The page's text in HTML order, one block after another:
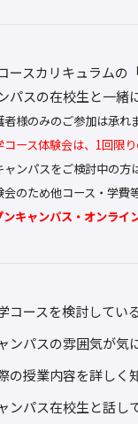
ースカリキュラムの
パスの在校生と一緒
様のみのご参加は承れ
ース体験会は、1回限り
ャンパスをご検討中の方
のため他コース・学費
ンキャンパス・オンライ
コースを検討してい
ンパスの雰囲気が気
の授業内容を詳しく
ンパス在校生と話し